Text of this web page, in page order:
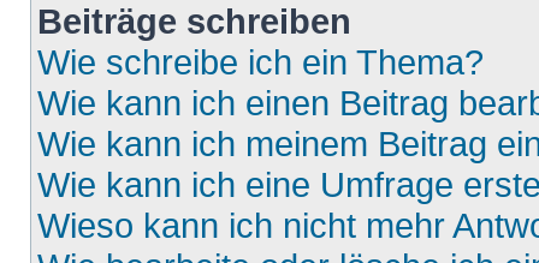
Beiträge schreiben
Wie schreibe ich ein Thema?
Wie kann ich einen Beitrag
Wie kann ich meinem Beitrag
Wie kann ich eine Umfrage
Wieso kann ich nicht mehr